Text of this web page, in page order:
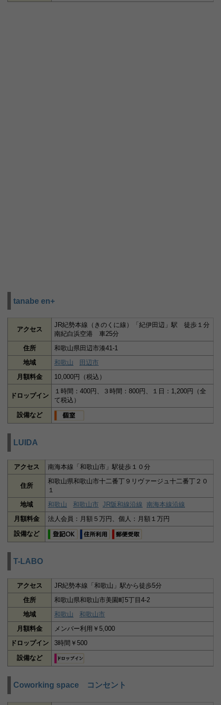
tanabe en+
アクセス
JR紀勢本線（きのくに線）「紀伊田辺」駅 徒歩１分
南紀白浜空港 車25分
住所
和歌山県田辺市湊41-1
地域
和歌山
田辺市
月額料金
10,000円（税込）
ドロップイン
１時間：400円、３時間：800円、１日：1,200円（全
て税込）
設備など
LUIDA
アクセス 南海本線「和歌山市」駅徒歩１０分
住所
和歌山県和歌山市十二番丁９リヴァージュ十二番丁２０
１
地域
和歌山 和歌山市 JR阪和線沿線 南海本線沿線
月額料金
法人会員：月額５万円、個人：月額１万円
設備など
T-LABO
アクセス
JR紀勢本線「和歌山」駅から徒歩5分
住所
和歌山県和歌山市美園町5丁目4-2
地域
和歌山
和歌山市
月額料金
メンバー利用￥5,000
ドロップイン
3時間￥500
設備など
Coworking space コンセント